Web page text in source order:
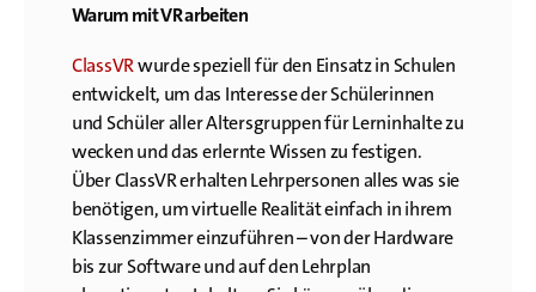
Warum mit VR arbeiten
ClassVRwurde speziell für den Einsatz in Schulen
entwickelt, um das Interesse der Schülerinnen
und Schüler aller Altersgruppen für Lerninhalte zu
wecken und das erlernte Wissen zu festigen.
Über ClassVR erhalten Lehrpersonen alles was sie
benötigen, um virtuelle Realität einfach in ihrem
Klassenzimmer einzuführen – von der Hardware
bis zur Software und auf den Lehrplan